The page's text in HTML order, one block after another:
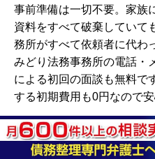
事前準備は一切不要。家族
資料をすべて破棄していて
務所がすべて依頼者に代わ
みどり法務事務所の電話・
による初回の面談も無料で
する初期費用も0円なので
宜野湾市周辺の債務整理